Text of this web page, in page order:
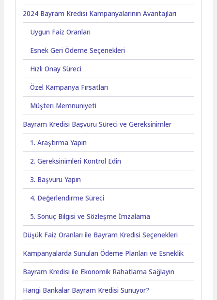
2024 Bayram Kredisi Kampanyalarının Avantajları
Uygun Faiz Oranları
Esnek Geri Ödeme Seçenekleri
Hızlı Onay Süreci
Özel Kampanya Fırsatları
Müşteri Memnuniyeti
Bayram Kredisi Başvuru Süreci ve Gereksinimler
1. Araştırma Yapın
2. Gereksinimleri Kontrol Edin
3. Başvuru Yapın
4. Değerlendirme Süreci
5. Sonuç Bilgisi ve Sözleşme İmzalama
Düşük Faiz Oranları ile Bayram Kredisi Seçenekleri
Kampanyalarda Sunulan Ödeme Planları ve Esneklik
Bayram Kredisi ile Ekonomik Rahatlama Sağlayın
Hangi Bankalar Bayram Kredisi Sunuyor?